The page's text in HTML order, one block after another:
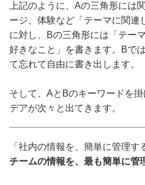
上記のように、Aの三角形には
ージ、体験など「テーマに関連
に対し、Bの三角形には「テー
好きなこと」を書きます。Bで
て忘れて自由に書き出します。
そして、AとBのキーワードを
デアが次々と出てきます。
「社内の情報を、簡単に管理す
チームの情報を、最も簡単に管